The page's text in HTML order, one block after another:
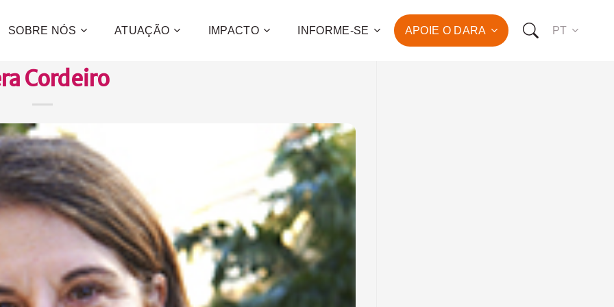
SOBRE NÓS ATUAÇÃO IMPACTO INFORME-SE APOIE O DARA
desenvolvimento humano de
centenas de famílias!
CONFIRA COMO VOCÊ PODE NOS APOIAR:
QUERO FAZER UMA DOAÇÃO
QUERO SER UM PATROCINADOR
QUERO SER UM VOLUNTÁRIO
PT
Cordeiro